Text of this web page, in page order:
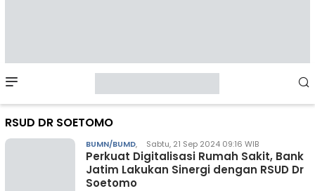
Menu
RSUD DR SOETOMO
BUMN/BUMD, Sabtu, 21 Sep 2024 09:16 WIB
Perkuat Digitalisasi Rumah Sakit, Bank
Jatim Lakukan Sinergi dengan RSUD Dr
Soetomo